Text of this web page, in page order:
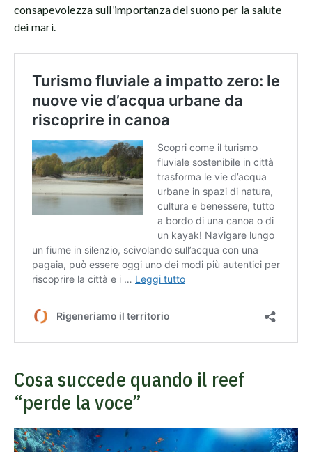
consapevolezza sull’importanza del suono per la salute
dei mari.
Cosa succede quando il reef
“perde la voce”